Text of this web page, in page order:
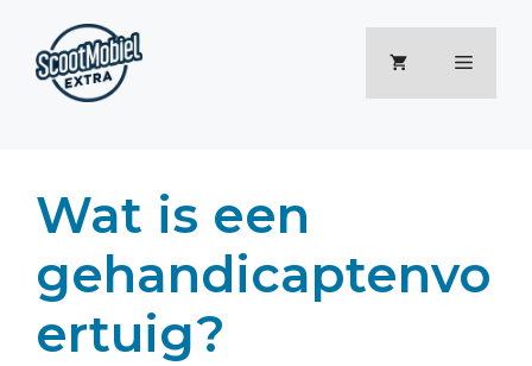
inhoud
Menu
Wat is een
gehandicaptenvo
ertuig?